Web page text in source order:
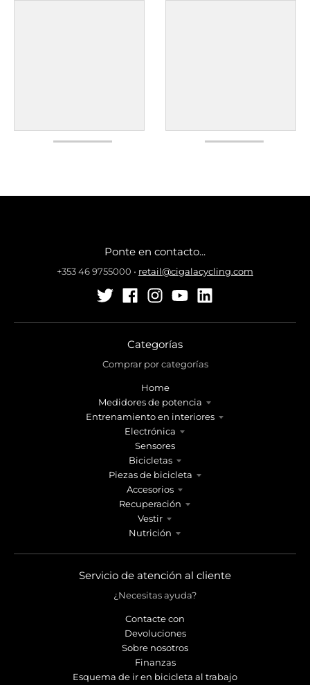
Ponte en contacto...
+353 46 9755000 • retail@cigalacycling.com
Categorías
Comprar por categorías
Home
Medidores de potencia
Entrenamiento en interiores
Electrónica
Sensores
Bicicletas
Piezas de bicicleta
Accesorios
Recuperación
Vestir
Nutrición
Servicio de atención al cliente
¿Necesitas ayuda?
Contacte con
Devoluciones
Sobre nosotros
Finanzas
Esquema de ir en bicicleta al trabajo